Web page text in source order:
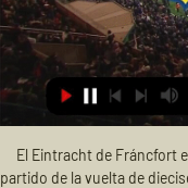
El Eintracht de Fráncfort
partido de la vuelta de